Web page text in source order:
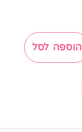
הוספה לסל